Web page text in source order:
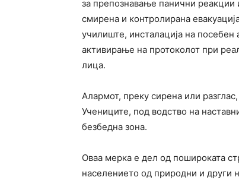
за препознавање панични реакции
смирена и контролирана
училиште, инсталација на
активирање на протоколот при
лица.
Алармот, преку сирена или
Учениците, под водство на
безбедна зона.
Оваа мерка е дел од пошироката
населението од природни и други